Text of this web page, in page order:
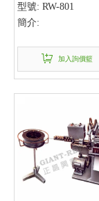
型號: RW-801
簡介:
加入詢價籃